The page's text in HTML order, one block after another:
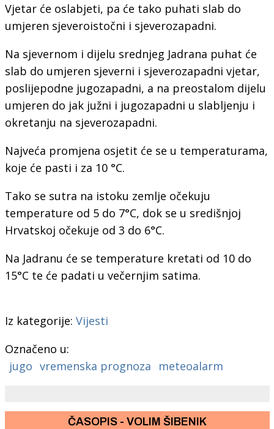
Vjetar će oslabjeti, pa će tako puhati slab do
umjeren sjeveroistočni i sjeverozapadni.
Na sjevernom i dijelu srednjeg Jadrana puhat će
slab do umjeren sjeverni i sjeverozapadni vjetar,
poslijepodne jugozapadni, a na preostalom dijelu
umjeren do jak južni i jugozapadni u slabljenju i
okretanju na sjeverozapadni.
Najveća promjena osjetit će se u temperaturama,
koje će pasti i za 10 °C.
Tako se sutra na istoku zemlje očekuju
temperature od 5 do 7°C, dok se u središnjoj
Hrvatskoj očekuje od 3 do 6°C.
Na Jadranu će se temperature kretati od 10 do
15°C te će padati u večernjim satima.
Iz kategorije: Vijesti
Označeno u:
jugo vremenska prognoza meteoalarm
ČASOPIS - VOLIM ŠIBENIK